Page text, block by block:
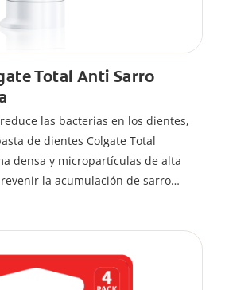
Total Anti Sarro
las bacterias en los dientes,
de dientes Colgate Total
densa y micropartículas de alta
la acumulación de sarro